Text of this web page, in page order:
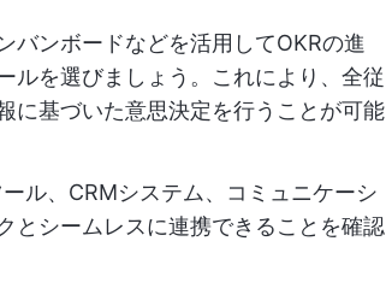
バンボードなどを活用してOKRの進
ルを選びましょう。これにより、全従
に基づいた意思決定を行うことが可能
ル、CRMシステム、コミュニケーシ
とシームレスに連携できることを確認